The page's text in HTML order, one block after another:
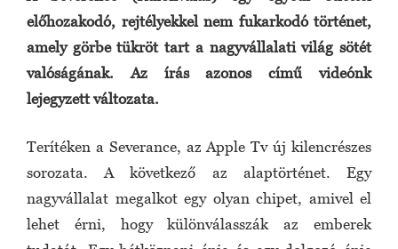
előhozakodó, rejtélyekkel nem fukarkodó történet,
amely görbe tükröt tart a nagyvállalati világ sötét
valóságának. Az írás azonos című videónk
lejegyzett változata.
Terítéken a Severance, az Apple Tv új kilencrészes
sorozata. A következő az alaptörténet. Egy
nagyvállalat megalkot egy olyan chipet, amivel el
lehet érni, hogy különválasszák az emberek